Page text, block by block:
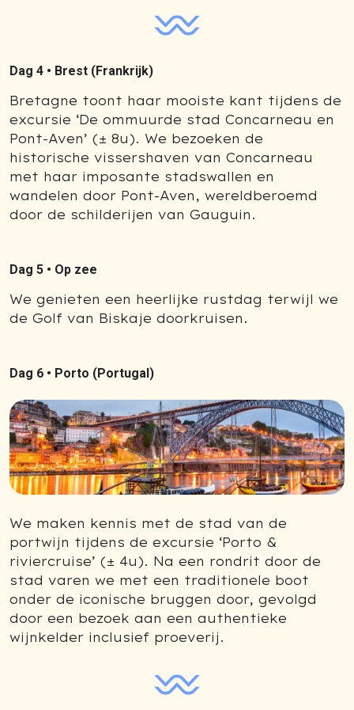
Dag 4 • Brest (Frankrijk)
Bretagne toont haar mooiste kant tijdens de
excursie ‘De ommuurde stad Concarneau en
Pont-Aven’ (± 8u). We bezoeken de
historische vissershaven van Concarneau
met haar imposante stadswallen en
wandelen door Pont-Aven, wereldberoemd
door de schilderijen van Gauguin.
Dag 5 • Op zee
We genieten een heerlijke rustdag terwijl we
de Golf van Biskaje doorkruisen.
Dag 6 • Porto (Portugal)
We maken kennis met de stad van de
portwijn tijdens de excursie ‘Porto &
riviercruise’ (± 4u). Na een rondrit door de
stad varen we met een traditionele boot
onder de iconische bruggen door, gevolgd
door een bezoek aan een authentieke
wijnkelder inclusief proeverij.